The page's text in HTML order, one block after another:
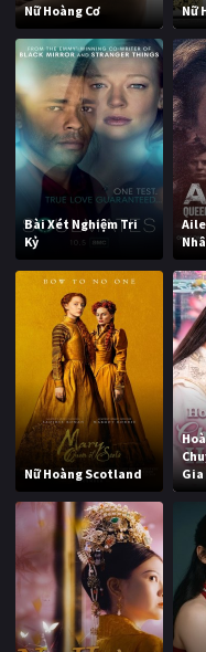
Nữ Hoàng Cơ Nữ
Bài Xét Nghiệm Tri
Kỷ
Nữ Hoàng Scotland
Gia